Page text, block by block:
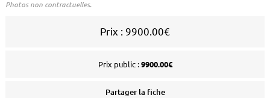
Photos non contractuelles.
Prix : 9900.00€
Prix public : 9900.00€
Partager la fiche